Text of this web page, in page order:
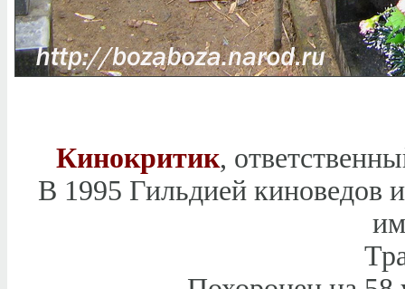
Кинокритик,
В 1995 Гильдией киноведов